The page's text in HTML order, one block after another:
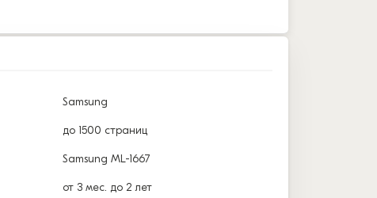
Samsung
до 1500 страниц
Samsung ML-1667
от 3 мес. до 2 лет